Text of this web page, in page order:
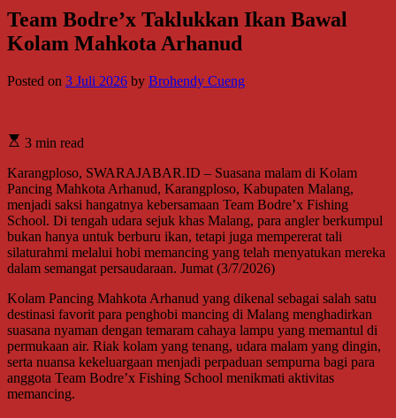
Team Bodre’x Taklukkan Ikan Bawal
Kolam Mahkota Arhanud
Posted on 3 Juli 2026 by Brohendy Cueng
3 min read
Karangploso, SWARAJABAR.ID – Suasana malam di Kolam
Pancing Mahkota Arhanud, Karangploso, Kabupaten Malang,
menjadi saksi hangatnya kebersamaan Team Bodre’x Fishing
School. Di tengah udara sejuk khas Malang, para angler berkumpul
bukan hanya untuk berburu ikan, tetapi juga mempererat tali
silaturahmi melalui hobi memancing yang telah menyatukan mereka
dalam semangat persaudaraan. Jumat (3/7/2026)
Kolam Pancing Mahkota Arhanud yang dikenal sebagai salah satu
destinasi favorit para penghobi mancing di Malang menghadirkan
suasana nyaman dengan temaram cahaya lampu yang memantul di
permukaan air. Riak kolam yang tenang, udara malam yang dingin,
serta nuansa kekeluargaan menjadi perpaduan sempurna bagi para
anggota Team Bodre’x Fishing School menikmati aktivitas
memancing.